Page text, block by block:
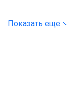
Показать еще